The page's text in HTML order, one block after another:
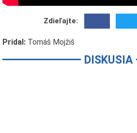
Zdieľajte:
Pridal: Tomáš Mojžiš
DISKUSIA